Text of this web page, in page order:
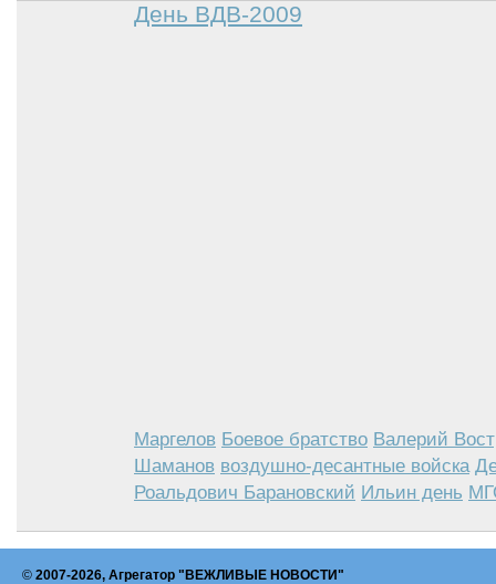
День ВДВ-2009
Маргелов Боевое братство Валерий
Шаманов воздушно-десантные войска
Роальдович Барановский Ильин день
© 2007-2026, Агрегатор "ВЕЖЛИВЫЕ НОВОСТИ"